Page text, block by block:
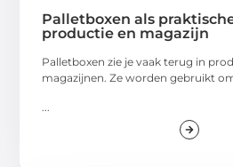
Palletboxen als
productie en magazijn
Palletboxen zie je vaak terug in
magazijnen. Ze worden gebruikt